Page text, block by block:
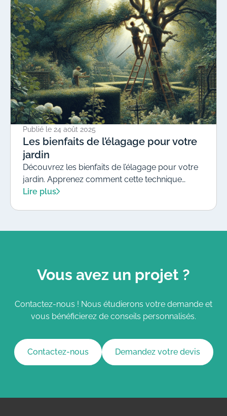
Publié le 24 août 2025
Les bienfaits de l’élagage pour votre
jardin
Découvrez les bienfaits de l’élagage pour votre
jardin. Apprenez comment cette technique
améliore la santé des plantes, embellit votre
Lire plus
Vous avez un projet ?
Contactez-nous ! Nous étudierons votre demande et
vous bénéficierez de conseils personnalisés.
Contactez-nous Demandez votre devis